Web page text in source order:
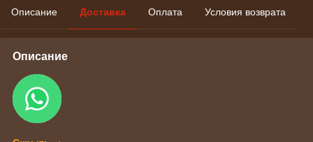
Описание Доставка Оплата Условия возврата
Описание